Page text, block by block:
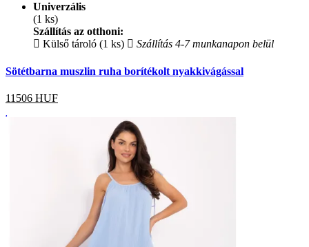
Univerzális
(1 ks)
Szállítás az otthoni:
Külső tároló (1 ks)
Szállítás 4-7 munkanapon belül
Sötétbarna muszlin ruha borítékolt nyakkivágással
11506 HUF